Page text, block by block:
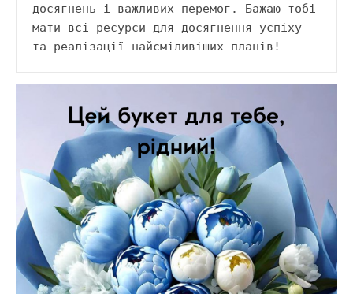
досягнень і важливих перемог. Бажаю тобі
мати всі ресурси для досягнення успіху
та реалізації найсміливіших планів!